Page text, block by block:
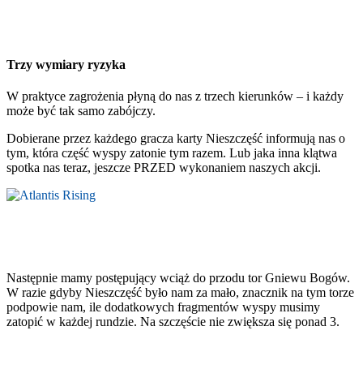
Trzy wymiary ryzyka
W praktyce zagrożenia płyną do nas z trzech kierunków – i każdy
może być tak samo zabójczy.
Dobierane przez każdego gracza karty Nieszczęść informują nas o
tym, która część wyspy zatonie tym razem. Lub jaka inna klątwa
spotka nas teraz, jeszcze PRZED wykonaniem naszych akcji.
Następnie mamy postępujący wciąż do przodu tor Gniewu Bogów.
W razie gdyby Nieszczęść było nam za mało, znacznik na tym torze
podpowie nam, ile dodatkowych fragmentów wyspy musimy
zatopić w każdej rundzie. Na szczęście nie zwiększa się ponad 3.